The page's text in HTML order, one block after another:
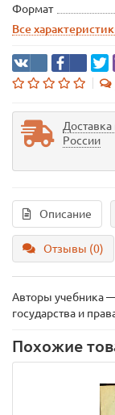
Формат
Все
Доставка
России
Описание
Отзывы (0)
Авторы учебника
государства и
Похожие